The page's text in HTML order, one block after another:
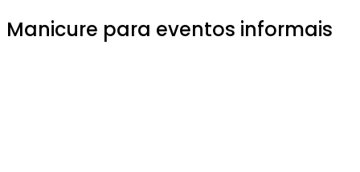
Manicure para eventos informais